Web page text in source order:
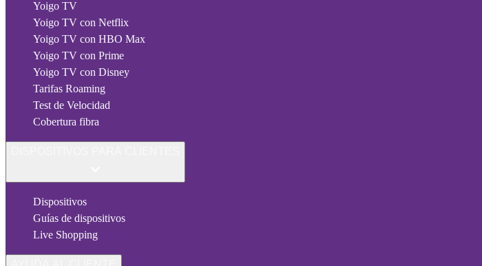
Yoigo TV
Yoigo TV con Netflix
Yoigo TV con HBO Max
Yoigo TV con Prime
Yoigo TV con Disney
Tarifas Roaming
Test de Velocidad
Cobertura fibra
Dispositivos
Guías de dispositivos
Live Shopping